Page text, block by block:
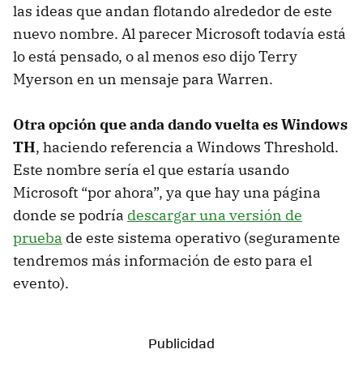
las ideas que andan flotando alrededor de este
nuevo nombre. Al parecer Microsoft todavía está
lo está pensado, o al menos eso dijo Terry
Myerson en un mensaje para Warren.
Otra opción que anda dando vuelta es Windows
TH, haciendo referencia a Windows Threshold.
Este nombre sería el que estaría usando
Microsoft “por ahora”, ya que hay una página
donde se podría descargar una versión de
prueba de este sistema operativo (seguramente
tendremos más información de esto para el
evento).